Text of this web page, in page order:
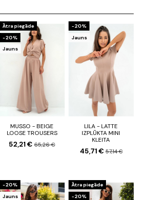
Ātra piegāde
-20%
Jauns
MUSSO - BEIGE
LOOSE TROUSERS
52,21 €65,26 €
-20%
Jauns
LILA - LATTE
IZPLŪKTA MINI
KLEITA
45,71 € 57,14 €
-20%
Jauns
Ātra piegāde
-20%